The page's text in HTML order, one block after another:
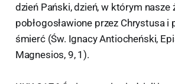
dzień Pański, dzień, w którym nasze
pobłogosławione przez Chrystusa i
śmierć (Św. Ignacy Antiocheński,
Magnesios, 9, 1).